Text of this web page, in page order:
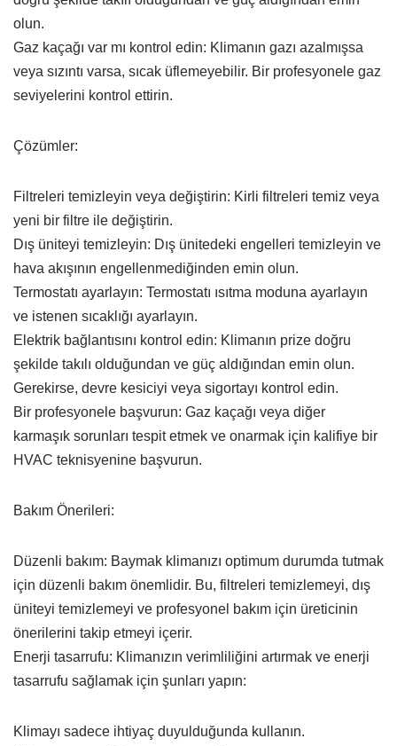
olun.
Gaz kaçağı var mı kontrol edin: Klimanın gazı azalmışsa
veya sızıntı varsa, sıcak üflemeyebilir. Bir profesyonele gaz
seviyelerini kontrol ettirin.
Çözümler:
Filtreleri temizleyin veya değiştirin: Kirli filtreleri temiz veya
yeni bir filtre ile değiştirin.
Dış üniteyi temizleyin: Dış ünitedeki engelleri temizleyin ve
hava akışının engellenmediğinden emin olun.
Termostatı ayarlayın: Termostatı ısıtma moduna ayarlayın
ve istenen sıcaklığı ayarlayın.
Elektrik bağlantısını kontrol edin: Klimanın prize doğru
şekilde takılı olduğundan ve güç aldığından emin olun.
Gerekirse, devre kesiciyi veya sigortayı kontrol edin.
Bir profesyonele başvurun: Gaz kaçağı veya diğer
karmaşık sorunları tespit etmek ve onarmak için kalifiye bir
HVAC teknisyenine başvurun.
Bakım Önerileri:
Düzenli bakım: Baymak klimanızı optimum durumda tutmak
için düzenli bakım önemlidir. Bu, filtreleri temizlemeyi, dış
üniteyi temizlemeyi ve profesyonel bakım için üreticinin
önerilerini takip etmeyi içerir.
Enerji tasarrufu: Klimanızın verimliliğini artırmak ve enerji
tasarrufu sağlamak için şunları yapın:
Klimayı sadece ihtiyaç duyulduğunda kullanın.